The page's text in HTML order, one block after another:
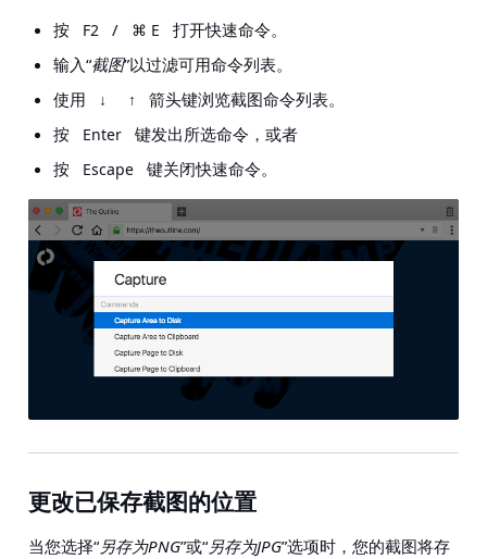
按
F2 / ⌘ E
打开快速命令。
输入“截图”以过滤可用命令列表。
使用
↓ ↑
箭头键浏览截图命令列表。
按
Enter
键发出所选命令，或者
按
Escape 键关闭快速命令。
更改已保存截图的位置
当您选择“另存为PNG”或“另存为JPG”选项时，您的截图将存